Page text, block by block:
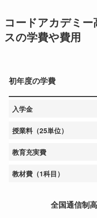
コードアカデミ
スの学費や費用
初年度の学費
入学金
授業料（25単位）
教育充実費
教材費（1科目）
全国通信制